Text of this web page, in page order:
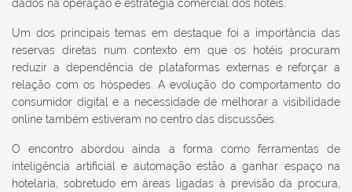
dados na operação e estratégia comercial dos hotéis.
Um dos principais temas em destaque foi a importância das
reservas diretas num contexto em que os hotéis procuram
reduzir a dependência de plataformas externas e reforçar a
relação com os hóspedes. A evolução do comportamento do
consumidor digital e a necessidade de melhorar a visibilidade
online também estiveram no centro das discussões.
O encontro abordou ainda a forma como ferramentas de
inteligência artificial e automação estão a ganhar espaço na
hotelaria, sobretudo em áreas ligadas à previsão da procura,